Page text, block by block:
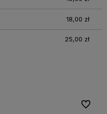
18,00 zł
25,00 zł
Do
Do